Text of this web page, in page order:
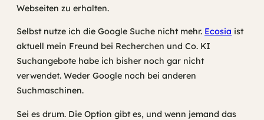
Webseiten zu erhalten.
Selbst nutze ich die Google Suche nicht mehr. Ecosia ist
aktuell mein Freund bei Recherchen und Co. KI
Suchangebote habe ich bisher noch gar nicht
verwendet. Weder Google noch bei anderen
Suchmaschinen.
Sei es drum. Die Option gibt es, und wenn jemand das